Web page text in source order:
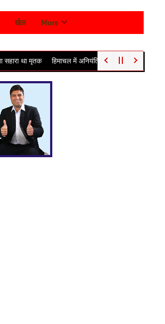
खेल More
हिमाचल में अनियंत्रित होकर नीचे सड़क पर जा गिरी यात्रियों